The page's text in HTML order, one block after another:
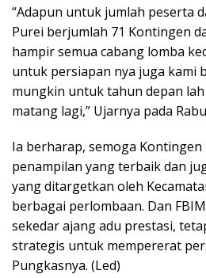
“Adapun untuk jumlah peserta
Purei berjumlah 71 Kontingen
hampir semua cabang lomba
untuk persiapan nya juga kami
mungkin untuk tahun depan
matang lagi,” Ujarnya pada
Ia berharap, semoga
penampilan yang terbaik dan
yang ditargetkan oleh
berbagai perlombaan. Dan
sekedar ajang adu prestasi,
strategis untuk mempererat
Pungkasnya. (Led)